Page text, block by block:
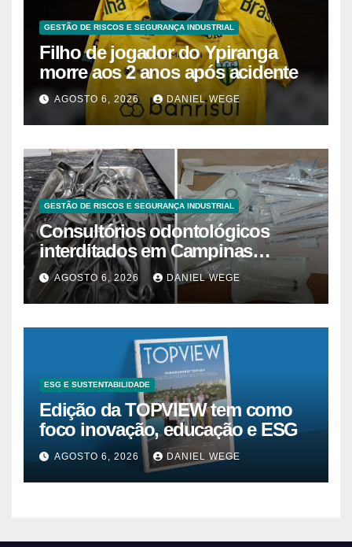
GESTÃO DE RISCOS E SEGURANÇA INDUSTRIAL
Filho de jogador do Ypiranga
morre aos 2 anos após acidente
AGOSTO 6, 2026 DANIEL WEGE
GESTÃO DE RISCOS E SEGURANÇA INDUSTRIAL
Consultórios odontológicos
interditados em Campinas
superam 2025
AGOSTO 6, 2026 DANIEL WEGE
ESG E SUSTENTABILIDADE
Edição da TOPVIEW tem como
foco inovação, educação e ESG
AGOSTO 6, 2026 DANIEL WEGE